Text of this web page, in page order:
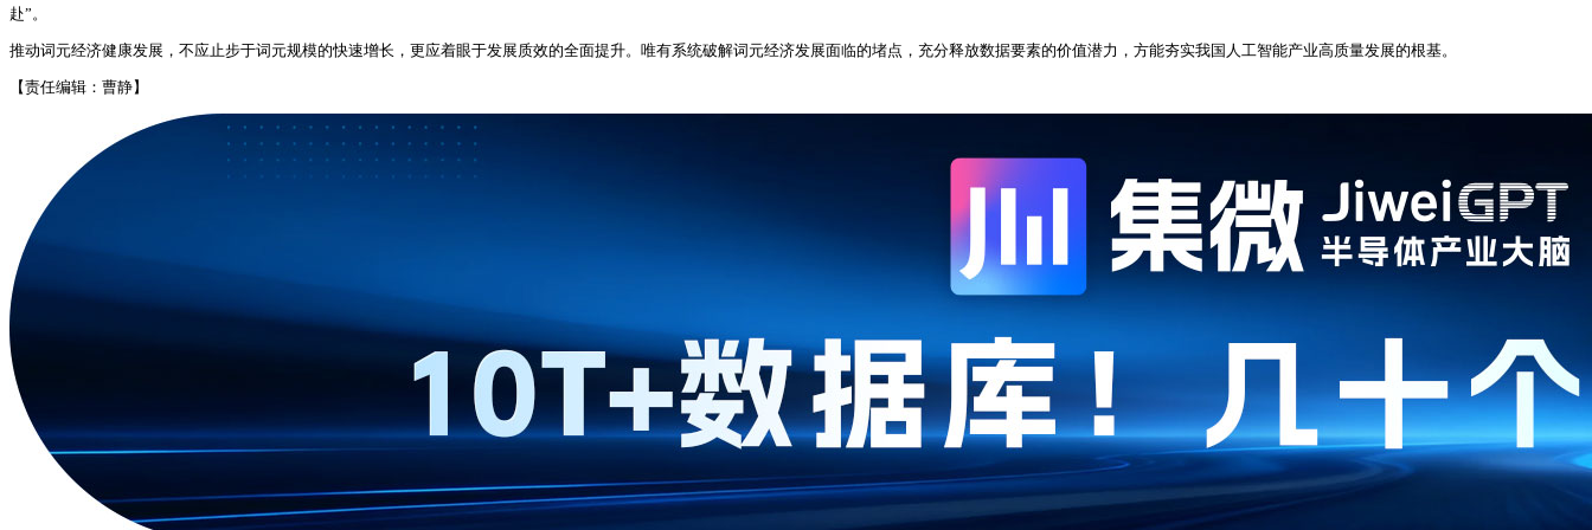
赴”。
推动词元经济健康发展，不应止步于词元规模的快速增长，更应着眼于发展质效的全面提升。唯有系统破解词元经济发展面临的堵点，充分释放数据要素的价值潜力，方能夯实我国人工智能产业高质量发展的根基。
【责任编辑：曹静】